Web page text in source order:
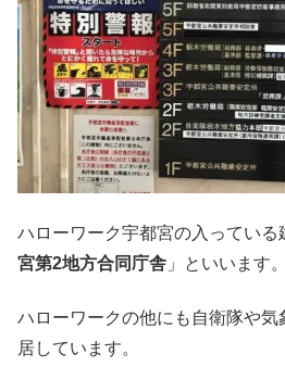
ハローワーク宇都宮の入っている
宮第2地方合同庁舎 」といいます。
ハローワークの他にも自衛隊や気
居しています。